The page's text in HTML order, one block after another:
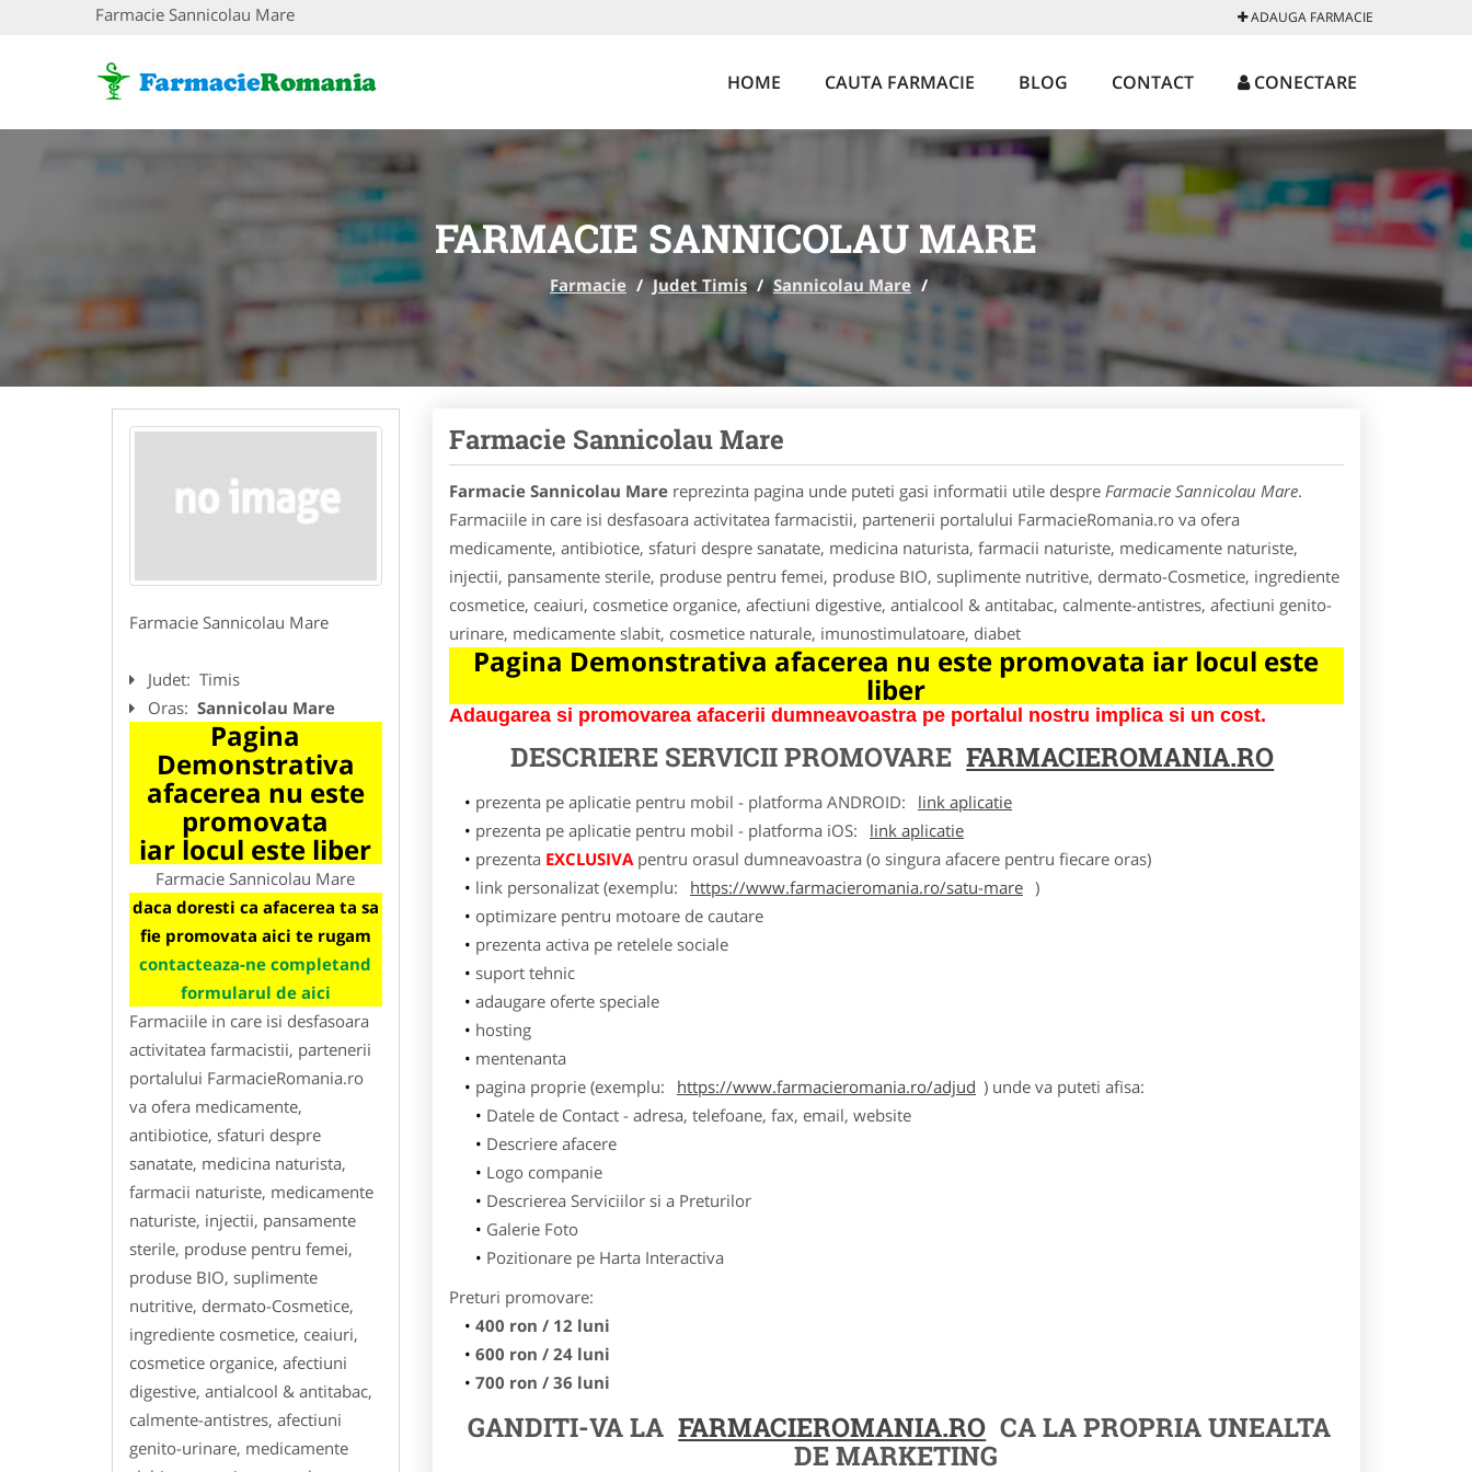
Farmacie Sannicolau Mare ADAUGA FARMACIE
HOME CAUTA FARMACIE BLOG CONTACT CONECTARE
FARMACIE SANNICOLAU MARE
Farmacie / Judet Timis / Sannicolau Mare /
Farmacie Sannicolau Mare
Judet: Timis
Oras: Sannicolau Mare
Pagina
Demonstrativa
afacerea nu este
promovata
iar locul este liber
Farmacie Sannicolau Mare
daca doresti ca afacerea ta sa
fie promovata aici te rugam
contacteaza-ne completand
formularul de aici
Farmaciile in care isi desfasoara
activitatea farmacistii, partenerii
portalului FarmacieRomania.ro
va ofera medicamente,
antibiotice, sfaturi despre
sanatate, medicina naturista,
farmacii naturiste, medicamente
naturiste, injectii, pansamente
sterile, produse pentru femei,
produse BIO, suplimente
nutritive, dermato-Cosmetice,
ingrediente cosmetice, ceaiuri,
cosmetice organice, afectiuni
digestive, antialcool & antitabac,
calmente-antistres, afectiuni
genito-urinare, medicamente
Farmacie Sannicolau Mare
Farmacie Sannicolau Marereprezinta pagina unde puteti gasi informatii utile despre Farmacie Sannicolau Mare.
Farmaciile in care isi desfasoara activitatea farmacistii, partenerii portalului FarmacieRomania.ro va ofera
medicamente, antibiotice, sfaturi despre sanatate, medicina naturista, farmacii naturiste, medicamente naturiste,
injectii, pansamente sterile, produse pentru femei, produse BIO, suplimente nutritive, dermato-Cosmetice, ingrediente
cosmetice, ceaiuri, cosmetice organice, afectiuni digestive, antialcool & antitabac, calmente-antistres, afectiuni genito-
urinare, medicamente slabit, cosmetice naturale, imunostimulatoare, diabet
Pagina Demonstrativa afacerea nu este promovata iar locul este
liber
Adaugarea si promovarea afacerii dumneavoastra pe portalul nostru implica si un cost.
DESCRIERE SERVICII PROMOVARE FARMACIEROMANIA.RO
prezenta pe aplicatie pentru mobil - platforma ANDROID:
link aplicatie
prezenta pe aplicatie pentru mobil - platforma iOS:
link aplicatie
prezenta EXCLUSIVApentru orasul dumneavoastra (o singura afacere pentru fiecare oras)
link personalizat (exemplu:
https://www.farmacieromania.ro/satu-mare )
optimizare pentru motoare de cautare
prezenta activa pe retelele sociale
suport tehnic
adaugare oferte speciale
hosting
mentenanta
pagina proprie (exemplu:
https://www.farmacieromania.ro/adjud ) unde va puteti afisa:
Datele de Contact - adresa, telefoane, fax, email, website
Descriere afacere
Logo companie
Descrierea Serviciilor si a Preturilor
Galerie Foto
Pozitionare pe Harta Interactiva
Preturi promovare:
400 ron / 12 luni
600 ron / 24 luni
700 ron / 36 luni
GANDITI-VA LA FARMACIEROMANIA.RO CA LA PROPRIA UNEALTA
DE MARKETING